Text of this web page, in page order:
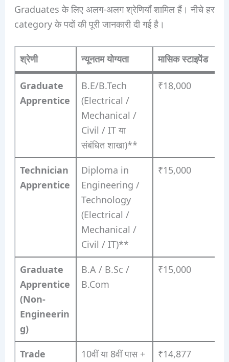
Graduates के लिए अलग-अलग श्रेणियाँ शामिल हैं। नीचे हर
category के पदों की पूरी जानकारी दी गई है।
श्रेणी न्यूनतम योग्यता मासिक स्टाइपेंड
Graduate
Apprentice
B.E/B.Tech
(Electrical /
Mechanical /
Civil / IT या
संबंधित शाखा)**
₹18,000
Technician
Apprentice
Diploma in
Engineering /
Technology
(Electrical /
Mechanical /
Civil / IT)**
₹15,000
Graduate
Apprentice
(Non-
Engineerin
g)
B.A / B.Sc /
B.Com
₹15,000
Trade
10वीं या 8वीं पास +
₹14,877